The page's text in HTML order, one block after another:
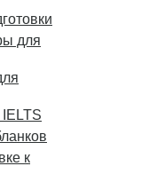
для
к